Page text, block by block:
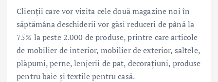
Clienții care vor vizita cele două magazine noi în
săptămâna deschiderii vor găsi reduceri de până la
75% la peste 2.000 de produse, printre care articole
de mobilier de interior, mobilier de exterior, saltele,
plăpumi, perne, lenjerii de pat, decorațiuni, produse
pentru baie și textile pentru casă.